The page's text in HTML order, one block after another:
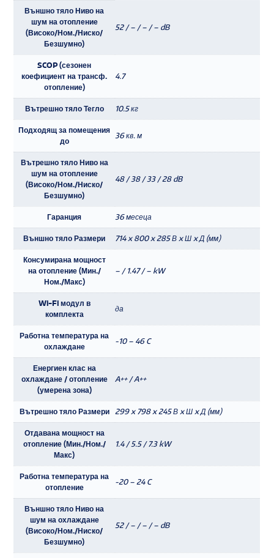
Външно тяло Ниво на
шум на отопление
(Високо/Ном./Ниско/
Безшумно)
52 / – / – / – dB
SCOP (сезонен
коефициент на трансф.
отопление)
4.7
Вътрешно тяло Тегло 10.5 кг
Подходящ за помещения
до
36 кв. м
Вътрешно тяло Ниво на
шум на отопление
(Високо/Ном./Ниско/
Безшумно)
48 / 38 / 33 / 28 dB
Гаранция 36 месеца
Външно тяло Размери 714 x 800 x 285 В x Ш x Д (мм)
Консумирана мощност
на отопление (Мин./
Ном./Макс)
– / 1.47 / – kW
Wi-Fi модул в
комплекта
да
Работна температура на
охлаждане
-10 – 46 C
Енергиен клас на
охлаждане / отопление
(умерена зона)
A++ / A++
Вътрешно тяло Размери 299 x 798 x 245 В x Ш x Д (мм)
Отдавана мощност на
отопление (Мин./Ном./
Макс)
1.4 / 5.5 / 7.3 kW
Работна температура на
отопление
-20 – 24 C
Външно тяло Ниво на
шум на охлаждане
(Високо/Ном./Ниско/
Безшумно)
52 / – / – / – dB